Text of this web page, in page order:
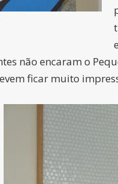
não encaram o
ficar muito